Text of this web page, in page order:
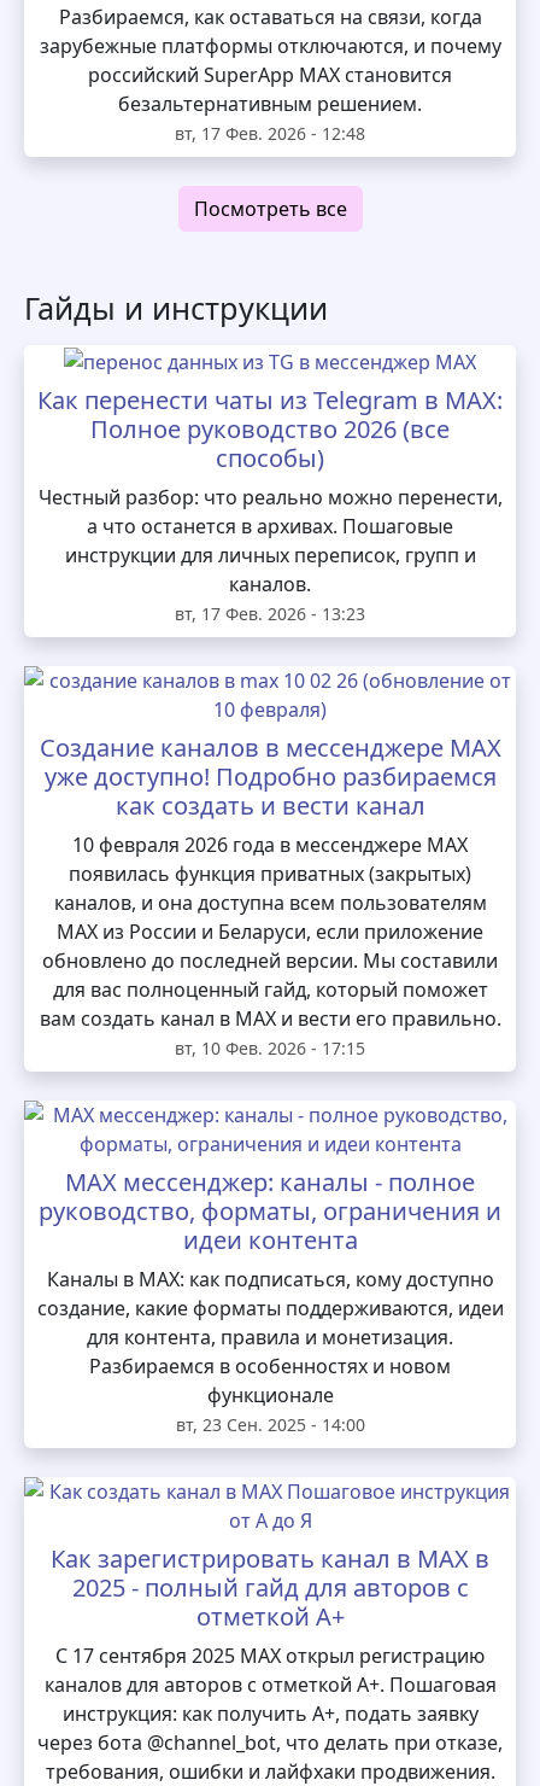
Разбираемся, как оставаться на связи, когда
зарубежные платформы отключаются, и почему
российский SuperApp MAX становится
безальтернативным решением.
вт, 17 Фев. 2026 - 12:48
Посмотреть все
Гайды и инструкции
Как перенести чаты из Telegram в MAX:
Полное руководство 2026 (все
способы)
Честный разбор: что реально можно перенести,
а что останется в архивах. Пошаговые
инструкции для личных переписок, групп и
каналов.
вт, 17 Фев. 2026 - 13:23
Создание каналов в мессенджере MAX
уже доступно! Подробно разбираемся
как создать и вести канал
10 февраля 2026 года в мессенджере MAX
появилась функция приватных (закрытых)
каналов, и она доступна всем пользователям
MAX из России и Беларуси, если приложение
обновлено до последней версии. Мы составили
для вас полноценный гайд, который поможет
вам создать канал в MAX и вести его правильно.
вт, 10 Фев. 2026 - 17:15
MAX мессенджер: каналы - полное
руководство, форматы, ограничения и
идеи контента
Каналы в MAX: как подписаться, кому доступно
создание, какие форматы поддерживаются, идеи
для контента, правила и монетизация.
Разбираемся в особенностях и новом
функционале
вт, 23 Сен. 2025 - 14:00
Как зарегистрировать канал в MAX в
2025 - полный гайд для авторов с
отметкой А+
С 17 сентября 2025 MAX открыл регистрацию
каналов для авторов с отметкой А+. Пошаговая
инструкция: как получить А+, подать заявку
через бота @channel_bot, что делать при отказе,
требования, ошибки и лайфхаки продвижения.